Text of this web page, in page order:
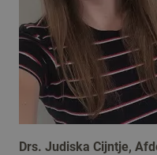
Drs. Judiska Cijntje,